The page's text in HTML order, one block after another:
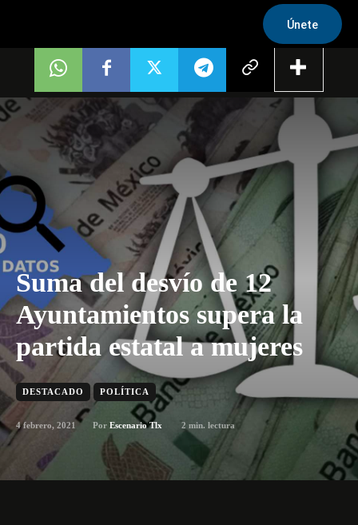
Únete
Suma del desvío de 12
Ayuntamientos supera la
partida estatal a mujeres
DESTACADO POLÍTICA
4 febrero, 2021 Por Escenario Tlx 2 min. lectura